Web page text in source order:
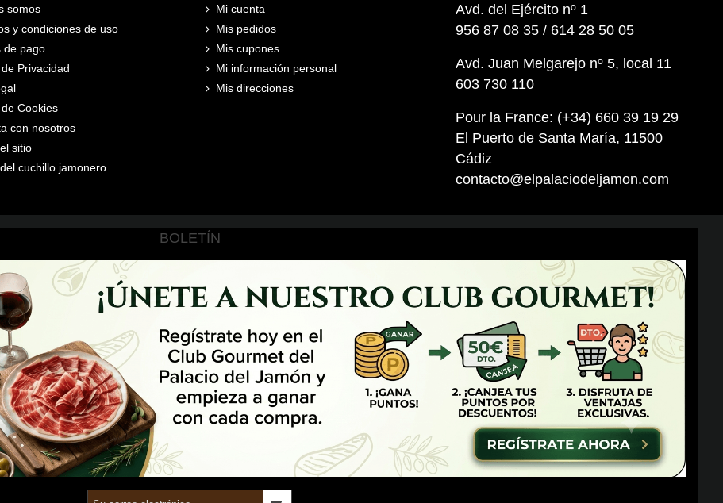
somos
y condiciones de uso
de pago
Privacidad
Cookies
con nosotros
sitio
cuchillo jamonero
Mi cuenta
Mis pedidos
Mis cupones
Mi información personal
Mis direcciones
Avd. del Ejército nº 1
956 87 08 35 / 614 28 50 05
Avd. Juan Melgarejo nº 5, local 11
603 730 110
Pour la France: (+34) 660 39 19 29
El Puerto de Santa María, 11500
Cádiz
contacto@elpalaciodeljamon.com
BOLETÍN